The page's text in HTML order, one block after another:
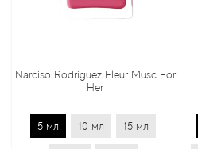
Narciso Rodriguez Fleur Musc For
Her
5 мл 10 мл 15 мл